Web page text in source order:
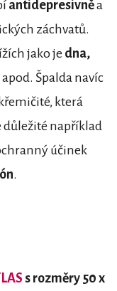
antidepresivněa
záchvatů.
jako je dna,
apod. Špalda navíc
která
důležité například
účinek
.
s rozměry 50 x